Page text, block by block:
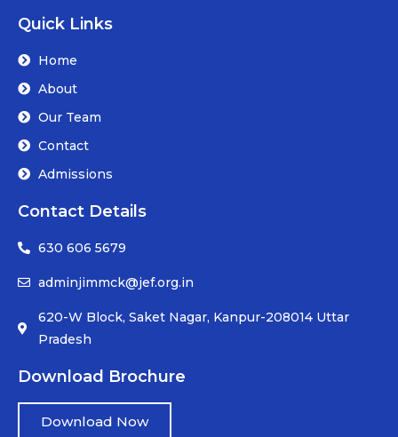
Quick Links
Home
About
Our Team
Contact
Admissions
Contact Details
630 606 5679
adminjimmck@jef.org.in
620-W Block, Saket Nagar, Kanpur-208014 Uttar
Pradesh
Download Brochure
Download Now